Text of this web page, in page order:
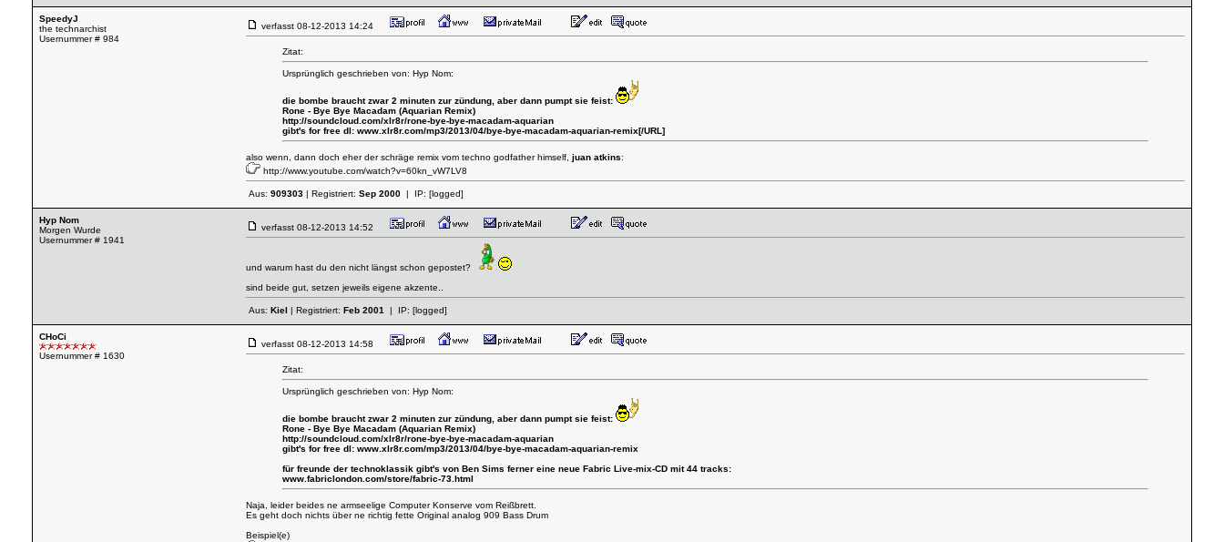
SpeedyJ
the technarchist
Usernummer # 984
verfasst 08-12-2013 14:24
Zitat:
Ursprünglich geschrieben von: Hyp Nom:
die bombe braucht zwar 2 minuten zur zündung, aber dann pumpt sie feist:
Rone - Bye Bye Macadam (Aquarian Remix)
http://soundcloud.com/xlr8r/rone-bye-bye-macadam-aquarian
gibt's for free dl: www.xlr8r.com/mp3/2013/04/bye-bye-macadam-aquarian-remix[/URL]
also wenn, dann doch eher der schräge remix vom techno godfather himself, juan atkins:
http://www.youtube.com/watch?v=60kn_vW7LV8
Aus: 909303 | Registriert: Sep 2000 | IP: [logged]
Hyp Nom
Morgen Wurde
Usernummer # 1941
verfasst 08-12-2013 14:52
und warum hast du den nicht längst schon gepostet?
sind beide gut, setzen jeweils eigene akzente..
Aus: Kiel | Registriert: Feb 2001 | IP: [logged]
CHoCi
Usernummer # 1630
verfasst 08-12-2013 14:58
Zitat:
Ursprünglich geschrieben von: Hyp Nom:
die bombe braucht zwar 2 minuten zur zündung, aber dann pumpt sie feist:
Rone - Bye Bye Macadam (Aquarian Remix)
http://soundcloud.com/xlr8r/rone-bye-bye-macadam-aquarian
gibt's for free dl: www.xlr8r.com/mp3/2013/04/bye-bye-macadam-aquarian-remix
für freunde der technoklassik gibt's von Ben Sims ferner eine neue Fabric Live-mix-CD mit 44 tracks:
www.fabriclondon.com/store/fabric-73.html
Naja, leider beides ne armseelige Computer Konserve vom Reißbrett.
Es geht doch nichts über ne richtig fette Original analog 909 Bass Drum
Beispiel(e)